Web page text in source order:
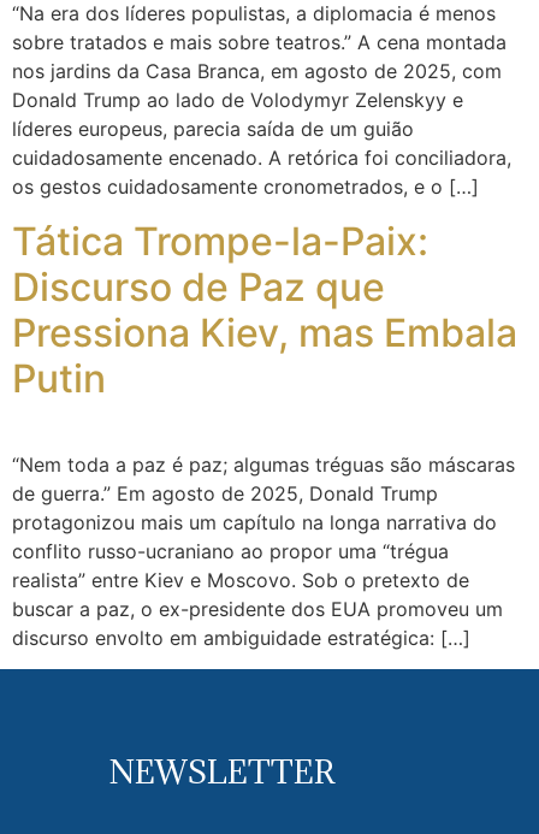
“Na era dos líderes populistas, a diplomacia é menos
sobre tratados e mais sobre teatros.” A cena montada
nos jardins da Casa Branca, em agosto de 2025, com
Donald Trump ao lado de Volodymyr Zelenskyy e
líderes europeus, parecia saída de um guião
cuidadosamente encenado. A retórica foi conciliadora,
os gestos cuidadosamente cronometrados, e o […]
Tática Trompe-la-Paix:
Discurso de Paz que
Pressiona Kiev, mas Embala
Putin
“Nem toda a paz é paz; algumas tréguas são máscaras
de guerra.” Em agosto de 2025, Donald Trump
protagonizou mais um capítulo na longa narrativa do
conflito russo-ucraniano ao propor uma “trégua
realista” entre Kiev e Moscovo. Sob o pretexto de
buscar a paz, o ex-presidente dos EUA promoveu um
discurso envolto em ambiguidade estratégica: […]
NEWSLETTER